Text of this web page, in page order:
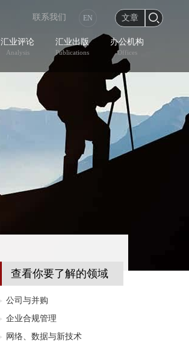
汇业评论
Analysis
汇业出版
Publications
办公机构
Offices
联系我们 EN 文章
查看你要了解的领域
公司与并购
企业合规管理
网络、数据与新技术